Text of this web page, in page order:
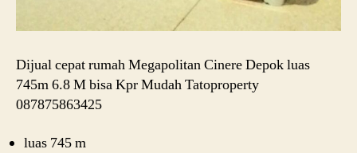
Dijual cepat rumah Megapolitan Cinere Depok luas
745m 6.8 M bisa Kpr Mudah Tatoproperty
087875863425
luas 745 m